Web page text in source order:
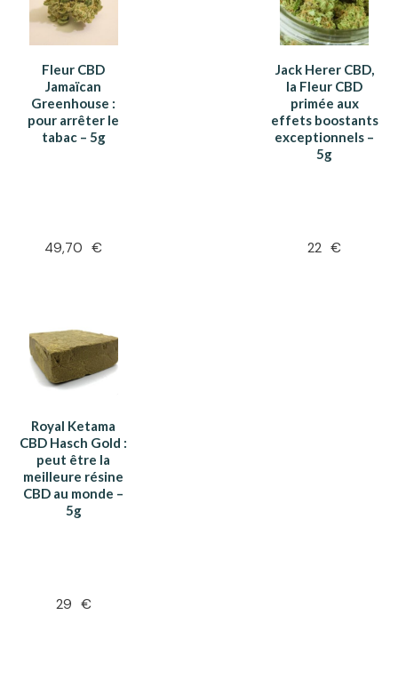
Fleur CBD
Jamaïcan
Greenhouse :
pour arrêter le
tabac – 5g
49,70 €
Jack Herer CBD,
la Fleur CBD
primée aux
effets boostants
exceptionnels –
5g
22 €
Royal Ketama
CBD Hasch Gold :
peut être la
meilleure résine
CBD au monde –
5g
29 €